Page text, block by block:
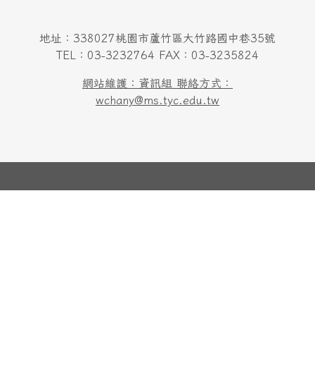
地址：338027桃園市蘆竹區大竹路國中巷35號
TEL：03-3232764 FAX：03-3235824
網站維護：資訊組 聯絡方式：
wchany@ms.tyc.edu.tw